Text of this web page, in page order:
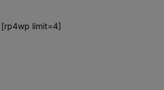
[rp4wp limit=4]